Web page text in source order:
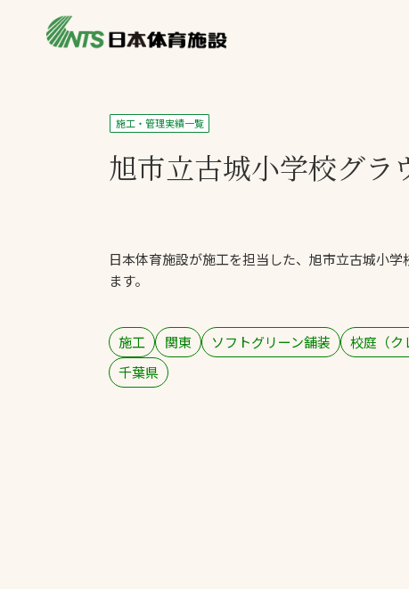
ニュース
ライブラリ
施設別一覧を見る
投てき実施可能
施工・管理実績一覧
旭市立古城小学校グラ
日本体育施設が施工を担当した、旭市立古城小
ます。
施工 関東 ソフトグリーン舗装 校庭（ク
千葉県